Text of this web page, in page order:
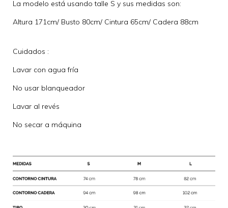
La modelo está usando talle S y sus medidas son:
Altura 171cm/ Busto 80cm/ Cintura 65cm/ Cadera 88cm
Cuidados :
Lavar con agua fría
No usar blanqueador
Lavar al revés
No secar a máquina